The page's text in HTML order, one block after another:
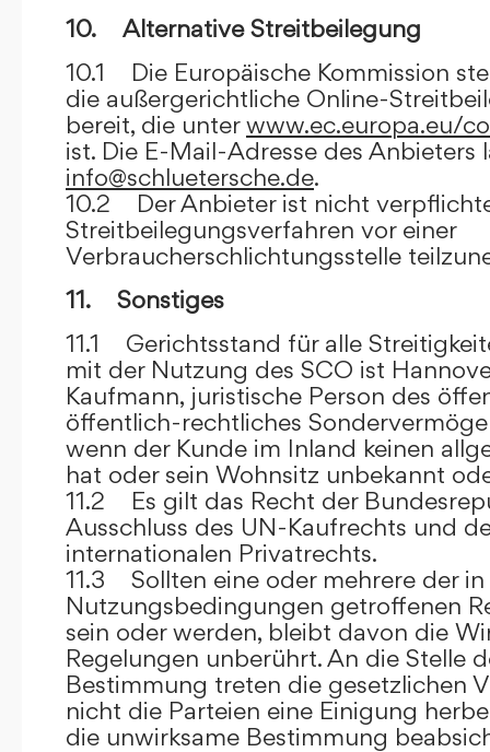
10. Alternative Streitbeilegung
10.1 Die Europäische Kommission
die außergerichtliche Online-
bereit, die unterwww.ec.europa.eu/
ist. Die E-Mail-Adresse des Anbieters
info@schluetersche.de.
10.2 Der Anbieter ist nicht
Streitbeilegungsverfahren vor einer
Verbraucherschlichtungsstelle
11. Sonstiges
11.1 Gerichtsstand für alle
mit der Nutzung des SCO ist
Kaufmann, juristische Person des
öffentlich-rechtliches
wenn der Kunde im Inland keinen
hat oder sein Wohnsitz unbekannt
11.2 Es gilt das Recht der
Ausschluss des UN-Kaufrechts und
internationalen Privatrechts.
11.3 Sollten eine oder mehrere der in
Nutzungsbedingungen getroffenen
sein oder werden, bleibt davon die
Regelungen unberührt. An die Stelle
Bestimmung treten die gesetzlichen
nicht die Parteien eine Einigung
die unwirksame Bestimmung